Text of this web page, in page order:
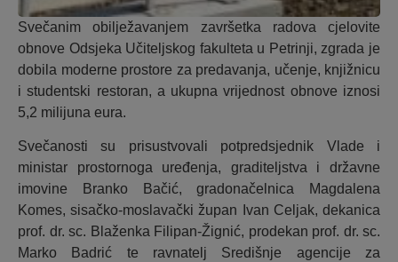
Svečanim obilježavanjem završetka radova cjelovite
obnove Odsjeka Učiteljskog fakulteta u Petrinji, zgrada je
dobila moderne prostore za predavanja, učenje, knjižnicu
i studentski restoran, a ukupna vrijednost obnove iznosi
5,2 milijuna eura.
Svečanosti su prisustvovali potpredsjednik Vlade i
ministar prostornoga uređenja, graditeljstva i državne
imovine Branko Bačić, gradonačelnica Magdalena
Komes, sisačko-moslavački župan Ivan Celjak, dekanica
prof. dr. sc. Blaženka Filipan-Žignić, prodekan prof. dr. sc.
Marko Badrić te ravnatelj Središnje agencije za